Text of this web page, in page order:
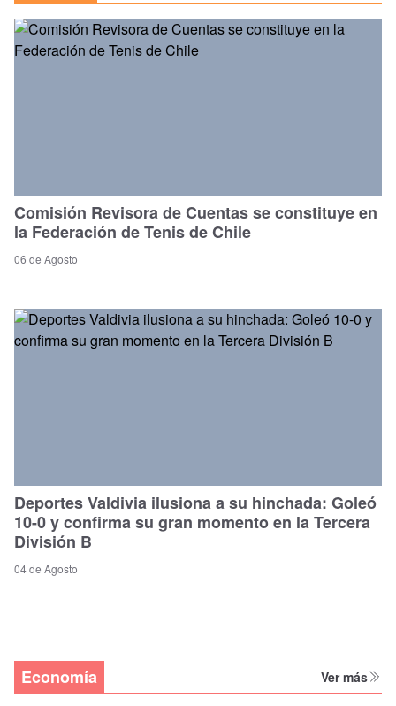
Comisión Revisora de Cuentas se constituye en
la Federación de Tenis de Chile
06 de Agosto
Deportes Valdivia ilusiona a su hinchada: Goleó
10-0 y confirma su gran momento en la Tercera
División B
04 de Agosto
Economía Ver más